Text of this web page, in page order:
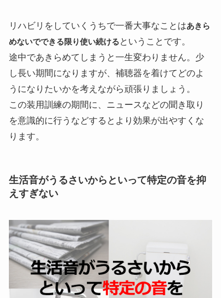
リハビリをしていくうちで一番大事なことはあきら
めないでできる限り使い続ける ということです。
途中であきらめてしまうと一生変わりません。少
し長い期間になりますが、補聴器を着けてどのよ
うになりたいかを考えながら頑張りましょう。
この装用訓練の期間に、ニュースなどの聞き取り
を意識的に行うなどするとより効果が出やすくな
ります。
生活音がうるさいからといって特定の音を抑
えすぎない